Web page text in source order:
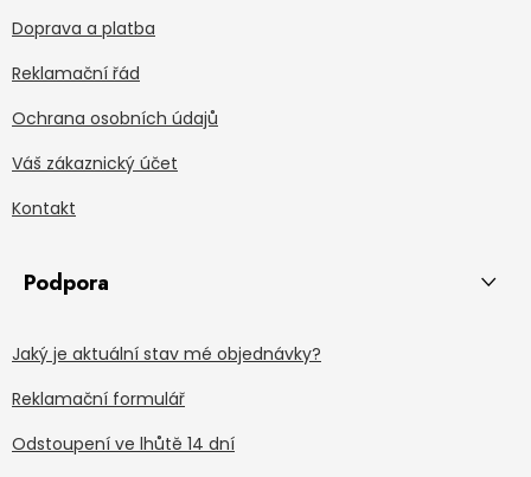
Doprava a platba
Reklamační řád
Ochrana osobních údajů
Váš zákaznický účet
Kontakt
Podpora
Jaký je aktuální stav mé objednávky?
Reklamační formulář
Odstoupení ve lhůtě 14 dní